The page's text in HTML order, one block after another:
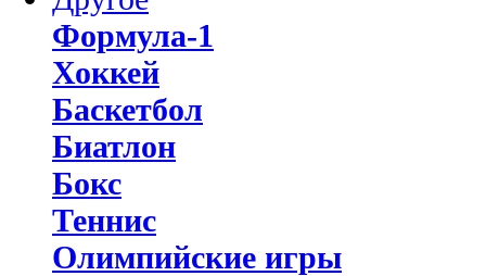
Формула-1
Хоккей
Баскетбол
Биатлон
Бокс
Теннис
Олимпийские игры